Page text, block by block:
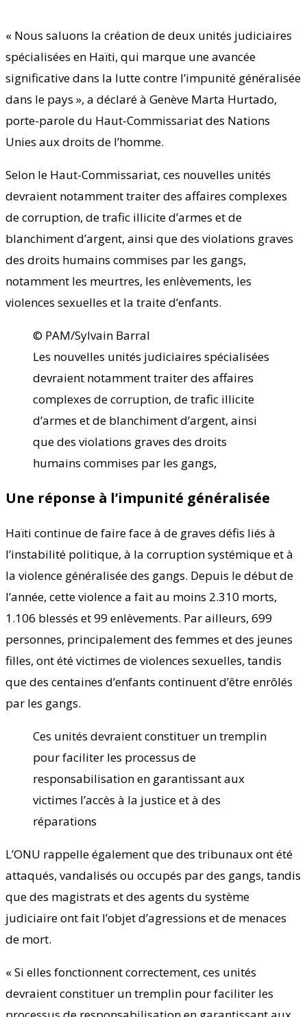
« Nous saluons la création de deux unités judiciaires
spécialisées en Haïti, qui marque une avancée
significative dans la lutte contre l’impunité généralisée
dans le pays », a déclaré à Genève Marta Hurtado,
porte-parole du Haut-Commissariat des Nations
Unies aux droits de l’homme.
Selon le Haut-Commissariat, ces nouvelles unités
devraient notamment traiter des affaires complexes
de corruption, de trafic illicite d’armes et de
blanchiment d’argent, ainsi que des violations graves
des droits humains commises par les gangs,
notamment les meurtres, les enlèvements, les
violences sexuelles et la traite d’enfants.
© PAM/Sylvain Barral
Les nouvelles unités judiciaires spécialisées
devraient notamment traiter des affaires
complexes de corruption, de trafic illicite
d’armes et de blanchiment d’argent, ainsi
que des violations graves des droits
humains commises par les gangs,
Une réponse à l’impunité généralisée
Haïti continue de faire face à de graves défis liés à
l’instabilité politique, à la corruption systémique et à
la violence généralisée des gangs. Depuis le début de
l’année, cette violence a fait au moins 2.310 morts,
1.106 blessés et 99 enlèvements. Par ailleurs, 699
personnes, principalement des femmes et des jeunes
filles, ont été victimes de violences sexuelles, tandis
que des centaines d’enfants continuent d’être enrôlés
par les gangs.
Ces unités devraient constituer un tremplin
pour faciliter les processus de
responsabilisation en garantissant aux
victimes l’accès à la justice et à des
réparations
L’ONU rappelle également que des tribunaux ont été
attaqués, vandalisés ou occupés par des gangs, tandis
que des magistrats et des agents du système
judiciaire ont fait l’objet d’agressions et de menaces
de mort.
« Si elles fonctionnent correctement, ces unités
devraient constituer un tremplin pour faciliter les